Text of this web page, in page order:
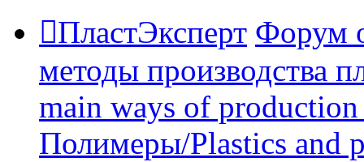
ПластЭксперт Форум
методы производства
main ways of
Полимеры/Plastics and